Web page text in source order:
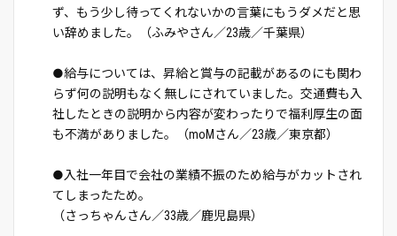
ず、もう少し待ってくれないかの言葉にもうダメだと思
い辞めました。（ふみやさん／23歳／千葉県）
●給与については、昇給と賞与の記載があるのにも関わ
らず何の説明もなく無しにされていました。交通費も入
社したときの説明から内容が変わったりで福利厚生の面
も不満がありました。（moMさん／23歳／東京都）
●入社一年目で会社の業績不振のため給与がカットされ
てしまったため。
（さっちゃんさん／33歳／鹿児島県）